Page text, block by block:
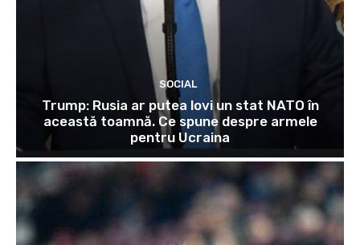
SOCIAL
Trump: Rusia ar putea lovi un stat NATO în
această toamnă. Ce spune despre armele
pentru Ucraina